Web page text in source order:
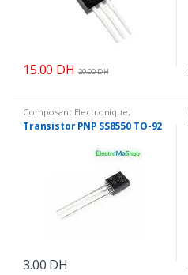
15.00 DH 20.00DH
Composant Electronique,
Transistor
Transistor PNP SS8550 TO-92
3.00 DH